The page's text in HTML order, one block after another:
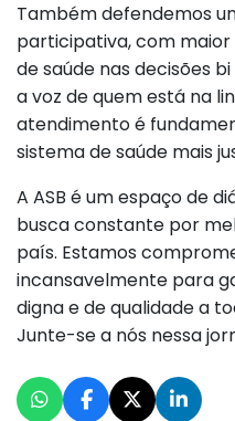
Também defendemos
participativa, com maior
de saúde nas decisões
a voz de quem está na
atendimento é
sistema de saúde mais
A ASB é um espaço de
busca constante por
país. Estamos
incansavelmente para
digna e de qualidade a
Junte-se a nós nessa